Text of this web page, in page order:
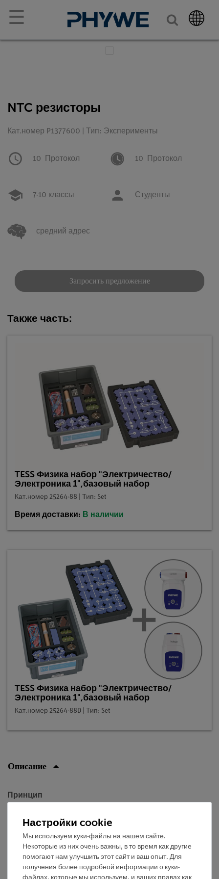
☰
NTC резисторы
Кат.номер P1377600 | Тип: Эксперименты
10 Протокол 10 Протокол
7-10 классы Студенты
средний адрес
Запросить предложение
Также часть:
TESS Физика набор "Электричество/
Электроника 1",базовый набор
Кат.номер 25264-88 | Тип: Set
Время доставки: В наличии
TESS Физика набор "Электричество/
Электроника 1",базовый набор
Кат.номер 25264-88D | Тип: Set
Описание
Принцип
металлические проводники, как правило, имеют
сопротивление, которое увеличивается с ростом
температуры.
Теперь они должны обнаружить, что для NTC-
Настройки cookie
Мы используем куки-файлы на нашем сайте.
Некоторые из них очень важны, в то время как другие
помогают нам улучшить этот сайт и ваш опыт. Для
получения более подробной информации о куки-
файлах, которые мы используем, и ваших правах как